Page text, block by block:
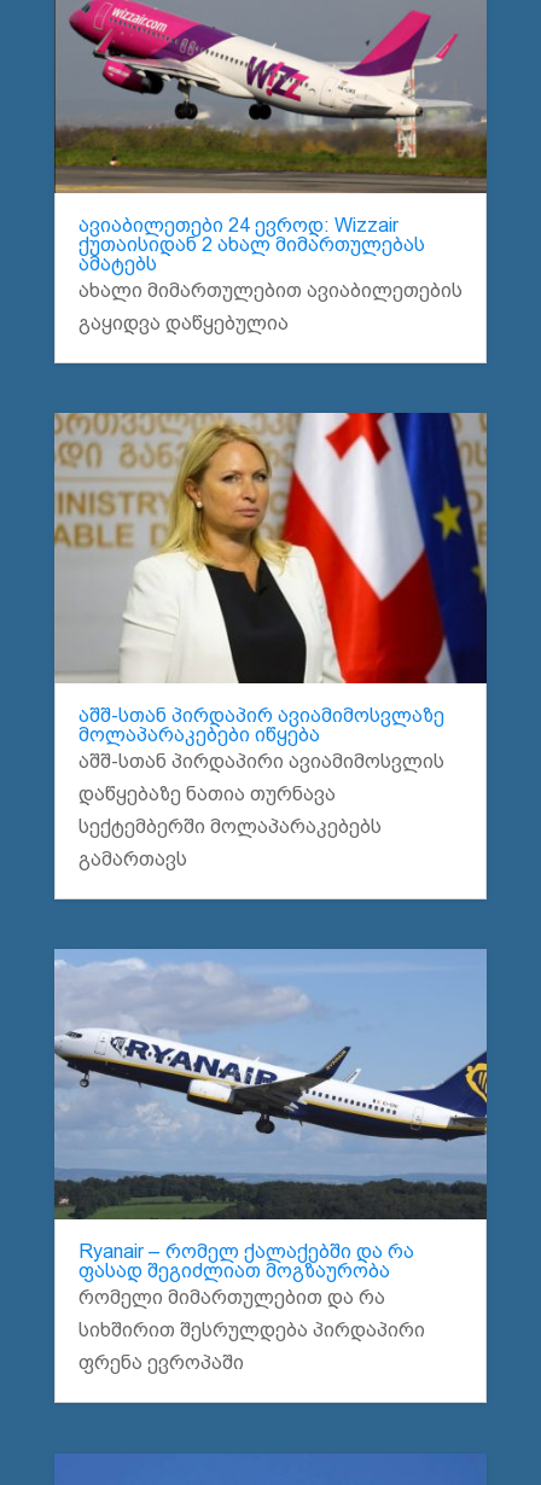
ავიაბილეთები 24 ევროდ: Wizzair
ქუთაისიდან 2 ახალ მიმართულებას
ამატებს
ახალი მიმართულებით ავიაბილეთების
გაყიდვა დაწყებულია
აშშ-სთან პირდაპირ ავიამიმოსვლაზე
მოლაპარაკებები იწყება
აშშ-სთან პირდაპირი ავიამიმოსვლის
დაწყებაზე ნათია თურნავა
სექტემბერში მოლაპარაკებებს
გამართავს
Ryanair – რომელ ქალაქებში და რა
ფასად შეგიძლიათ მოგზაურობა
რომელი მიმართულებით და რა
სიხშირით შესრულდება პირდაპირი
ფრენა ევროპაში